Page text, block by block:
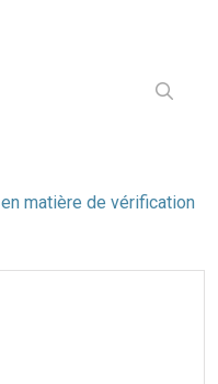
matière de vérification